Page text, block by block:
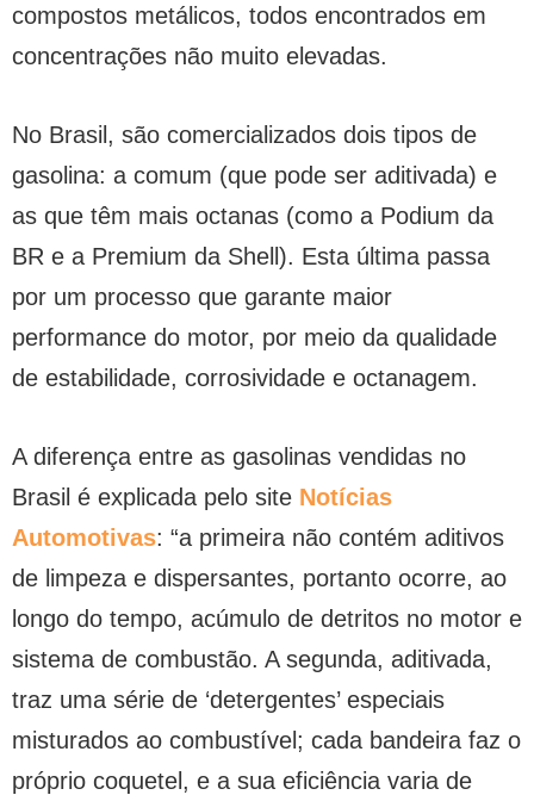
compostos metálicos, todos encontrados em
concentrações não muito elevadas.
No Brasil, são comercializados dois tipos de
gasolina: a comum (que pode ser aditivada) e
as que têm mais octanas (como a Podium da
BR e a Premium da Shell). Esta última passa
por um processo que garante maior
performance do motor, por meio da qualidade
de estabilidade, corrosividade e octanagem.
A diferença entre as gasolinas vendidas no
Brasil é explicada pelo site Notícias
Automotivas: “a primeira não contém aditivos
de limpeza e dispersantes, portanto ocorre, ao
longo do tempo, acúmulo de detritos no motor e
sistema de combustão. A segunda, aditivada,
traz uma série de ‘detergentes’ especiais
misturados ao combustível; cada bandeira faz o
próprio coquetel, e a sua eficiência varia de